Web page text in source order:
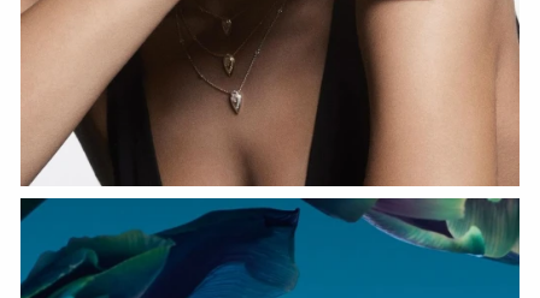
HOZIR KO‘RISH